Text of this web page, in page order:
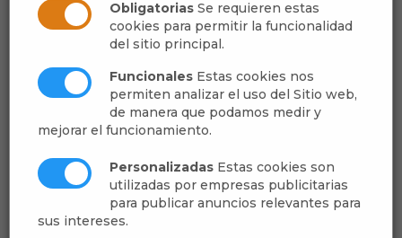
Obligatorias Se requieren estas
cookies para permitir la funcionalidad
del sitio principal.
Funcionales Estas cookies nos
permiten analizar el uso del Sitio web,
de manera que podamos medir y
mejorar el funcionamiento.
Personalizadas Estas cookies son
utilizadas por empresas publicitarias
para publicar anuncios relevantes para
sus intereses.
Escuchar